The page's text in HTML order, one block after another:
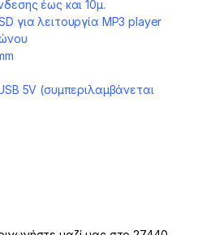
έως και 10μ.
για λειτουργία MP3 player
5V (συμπεριλαμβάνεται